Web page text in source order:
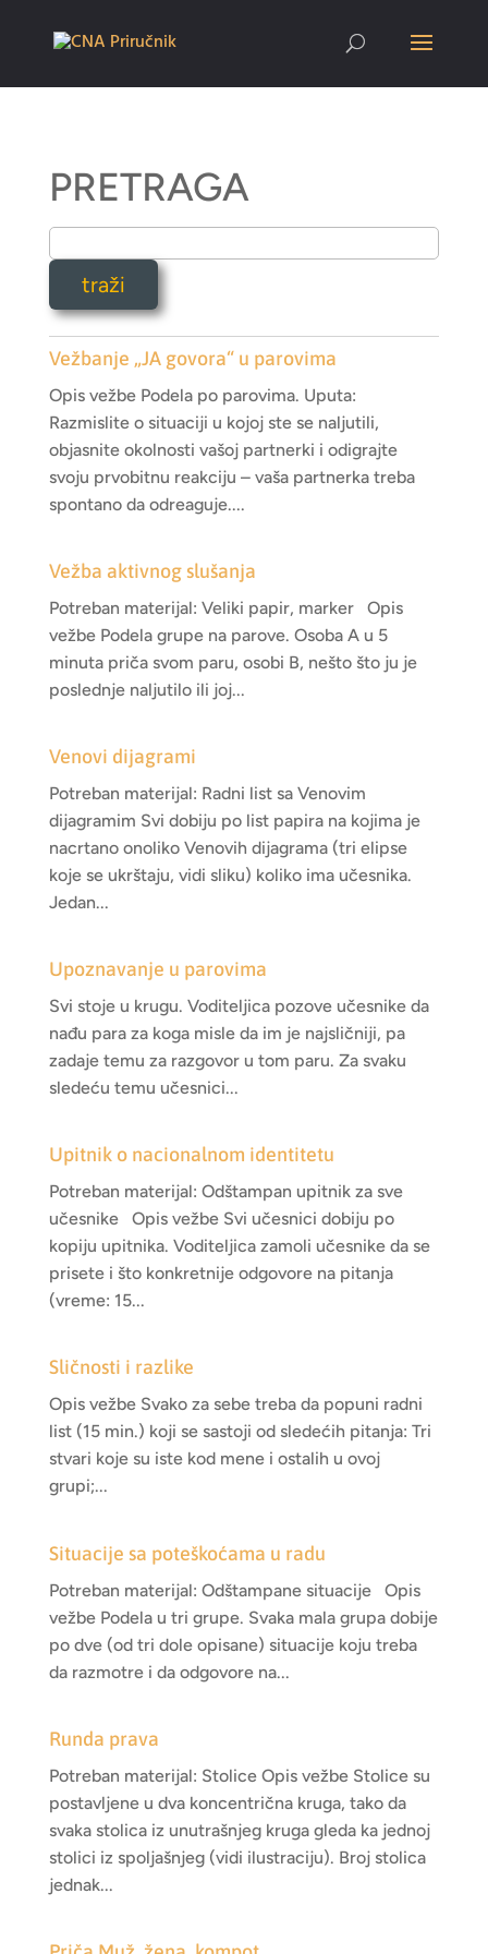
PRETRAGA
Vežbanje „JA govora“ u parovima
Opis vežbe Podela po parovima. Uputa:
Razmislite o situaciji u kojoj ste se naljutili,
objasnite okolnosti vašoj partnerki i odigrajte
svoju prvobitnu reakciju – vaša partnerka treba
spontano da odreaguje....
Vežba aktivnog slušanja
Potreban materijal: Veliki papir, marker Opis
vežbe Podela grupe na parove. Osoba A u 5
minuta priča svom paru, osobi B, nešto što ju je
poslednje naljutilo ili joj...
Venovi dijagrami
Potreban materijal: Radni list sa Venovim
dijagramim Svi dobiju po list papira na kojima je
nacrtano onoliko Venovih dijagrama (tri elipse
koje se ukrštaju, vidi sliku) koliko ima učesnika.
Jedan...
Upoznavanje u parovima
Svi stoje u krugu. Voditeljica pozove učesnike da
nađu para za koga misle da im je najsličniji, pa
zadaje temu za razgovor u tom paru. Za svaku
sledeću temu učesnici...
Upitnik o nacionalnom identitetu
Potreban materijal: Odštampan upitnik za sve
učesnike Opis vežbe Svi učesnici dobiju po
kopiju upitnika. Voditeljica zamoli učesnike da se
prisete i što konkretnije odgovore na pitanja
(vreme: 15...
Sličnosti i razlike
Opis vežbe Svako za sebe treba da popuni radni
list (15 min.) koji se sastoji od sledećih pitanja: Tri
stvari koje su iste kod mene i ostalih u ovoj
grupi;...
Situacije sa poteškoćama u radu
Potreban materijal: Odštampane situacije Opis
vežbe Podela u tri grupe. Svaka mala grupa dobije
po dve (od tri dole opisane) situacije koju treba
da razmotre i da odgovore na...
Runda prava
Potreban materijal: Stolice Opis vežbe Stolice su
postavljene u dva koncentrična kruga, tako da
svaka stolica iz unutrašnjeg kruga gleda ka jednoj
stolici iz spoljašnjeg (vidi ilustraciju). Broj stolica
jednak...